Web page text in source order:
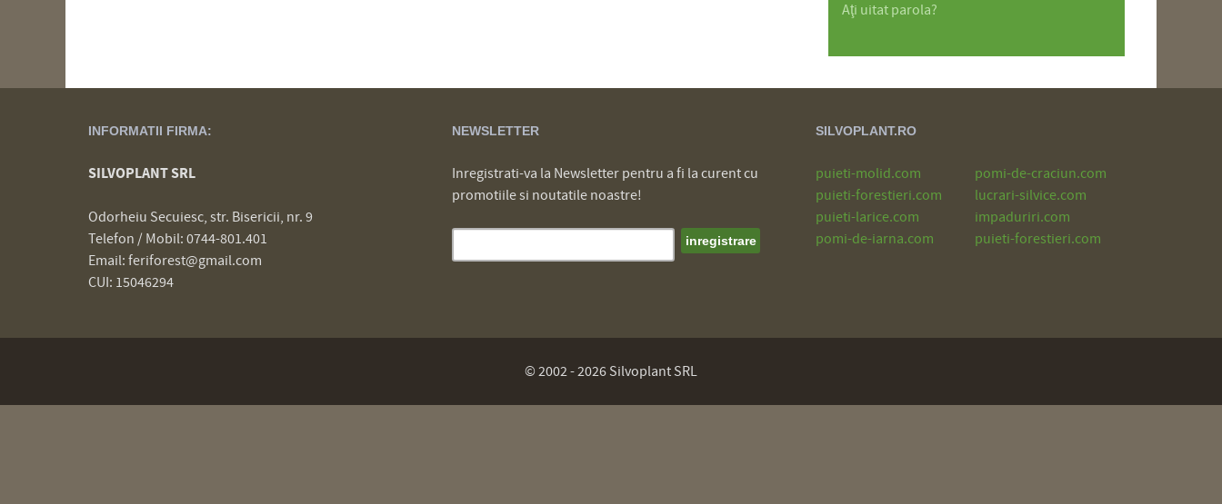
Aţi uitat parola?
INFORMATII FIRMA:
SILVOPLANT SRL
Odorheiu Secuiesc, str. Bisericii, nr. 9
Telefon / Mobil: 0744-801.401
Email: feriforest@gmail.com
CUI: 15046294
NEWSLETTER
Inregistrati-va la Newsletter pentru a fi la curent cu
promotiile si noutatile noastre!
SILVOPLANT.RO
puieti-molid.com
puieti-forestieri.com
puieti-larice.com
pomi-de-iarna.com
pomi-de-craciun.com
lucrari-silvice.com
impaduriri.com
puieti-forestieri.com
© 2002 - 2026 Silvoplant SRL